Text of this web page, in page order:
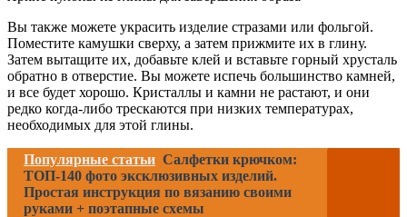
Вы также можете украсить изделие стразами или фольгой.
Поместите камушки сверху, а затем прижмите их в глину.
Затем вытащите их, добавьте клей и вставьте горный хрусталь
обратно в отверстие. Вы можете испечь большинство камней,
и все будет хорошо. Кристаллы и камни не растают, и они
редко когда-либо трескаются при низких температурах,
необходимых для этой глины.
Популярные статьи Салфетки крючком:
ТОП-140 фото эксклюзивных изделий.
Простая инструкция по вязанию своими
руками + поэтапные схемы